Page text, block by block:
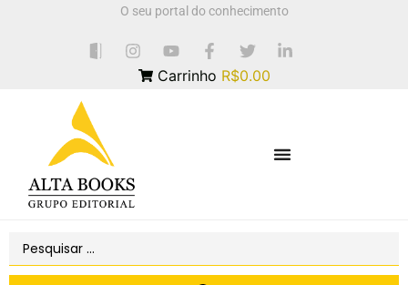
O seu portal do conhecimento
Carrinho R$0.00